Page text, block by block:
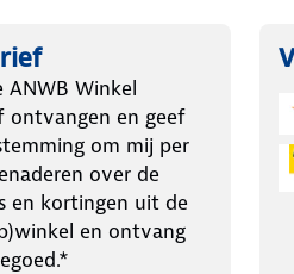
ANWB Winkel
ontvangen en geef
om mij per
over de
en kortingen uit de
en ontvang